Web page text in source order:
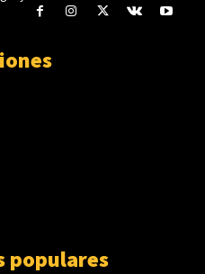
populares